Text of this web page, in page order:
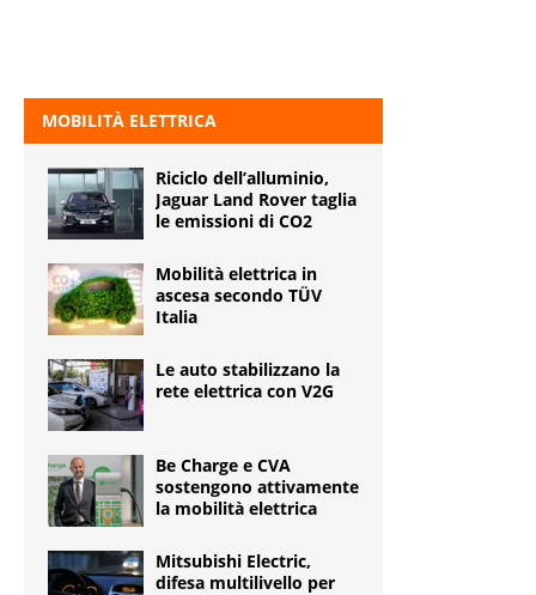
MOBILITÀ ELETTRICA
Riciclo dell’alluminio,
Jaguar Land Rover taglia
le emissioni di CO2
Mobilità elettrica in
ascesa secondo TÜV
Italia
Le auto stabilizzano la
rete elettrica con V2G
Be Charge e CVA
sostengono attivamente
la mobilità elettrica
Mitsubishi Electric,
difesa multilivello per